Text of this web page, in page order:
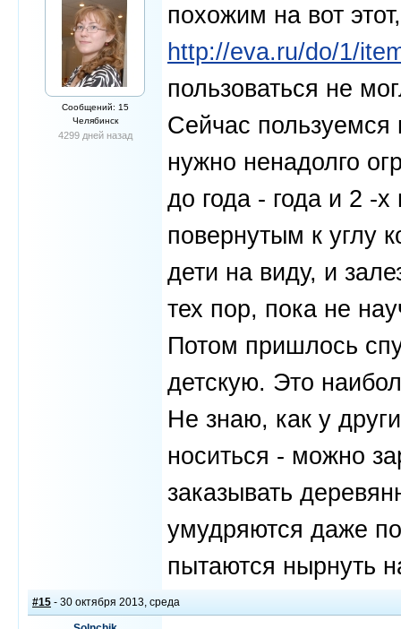
Сообщений: 15
Челябинск
4299 дней назад
похожим на вот
http://eva.ru/do/1/
пользоваться не
Сейчас пользуемся
нужно ненадолго
до года - года и 2 -
повернутым к углу
дети на виду, и
тех пор, пока не
Потом пришлось
детскую. Это
Не знаю, как у
носиться - можно
заказывать
умудряются даже
пытаются нырнуть
#15 - 30 октября 2013, среда